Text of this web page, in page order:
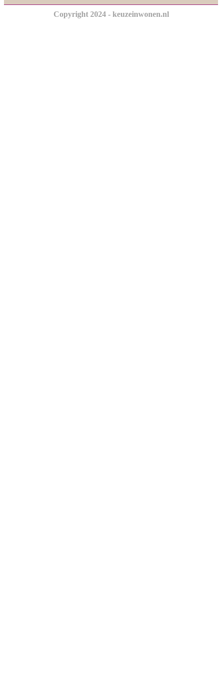
Copyright 2024 - keuzeinwonen.nl